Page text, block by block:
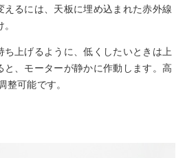
えるには、天板に埋め込まれた赤外線
上げるように、低くしたいときは上
、モーターが静かに作動します。高
整可能です。